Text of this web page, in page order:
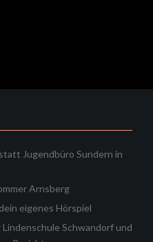
Jugendbüro Sundern in
Arnsberg
eigenes Hörspiel
Schwandorf und